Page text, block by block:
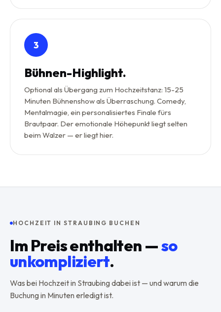
3
Bühnen-Highlight.
Optional als Übergang zum Hochzeitstanz: 15-25
Minuten Bühnenshow als Überraschung. Comedy,
Mentalmagie, ein personalisiertes Finale fürs
Brautpaar. Der emotionale Höhepunkt liegt selten
beim Walzer — er liegt hier.
HOCHZEIT IN STRAUBING BUCHEN
Im Preis enthalten —so
unkompliziert.
Was bei Hochzeit in Straubing dabei ist — und warum die
Buchung in Minuten erledigt ist.